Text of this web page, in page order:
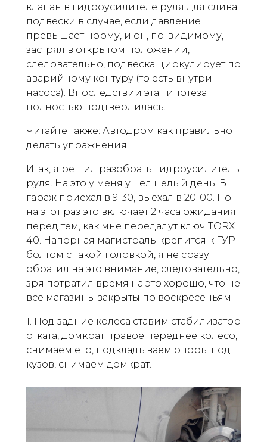
клапан в гидроусилителе руля для слива
подвески в случае, если давление
превышает норму, и он, по-видимому,
застрял в открытом положении,
следовательно, подвеска циркулирует по
аварийному контуру (то есть внутри
насоса). Впоследствии эта гипотеза
полностью подтвердилась.
Читайте также: Автодром как правильно
делать упражнения
Итак, я решил разобрать гидроусилитель
руля. На это у меня ушел целый день. В
гараж приехал в 9-30, выехал в 20-00. Но
на этот раз это включает 2 часа ожидания
перед тем, как мне передадут ключ TORX
40. Напорная магистраль крепится к ГУР
болтом с такой головкой, я не сразу
обратил на это внимание, следовательно,
зря потратил время на это хорошо, что не
все магазины закрыты по воскресеньям.
1. Под задние колеса ставим стабилизатор
отката, домкрат правое переднее колесо,
снимаем его, подкладываем опоры под
кузов, снимаем домкрат.